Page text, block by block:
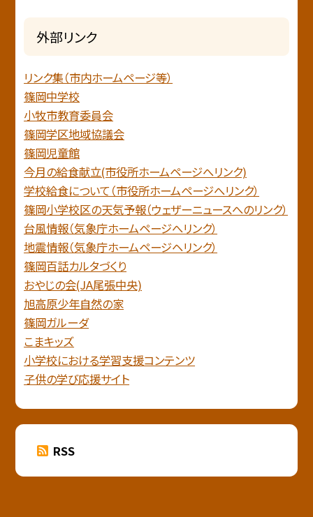
外部リンク
リンク集（市内ホームページ等）
篠岡中学校
小牧市教育委員会
篠岡学区地域協議会
篠岡児童館
今月の給食献立(市役所ホームページへリンク)
学校給食について（市役所ホームページへリンク）
篠岡小学校区の天気予報（ウェザーニュースへのリンク）
台風情報（気象庁ホームページへリンク）
地震情報（気象庁ホームページヘリンク）
篠岡百話カルタづくり
おやじの会(JA尾張中央)
旭高原少年自然の家
篠岡ガルーダ
こまキッズ
小学校における学習支援コンテンツ
子供の学び応援サイト
RSS